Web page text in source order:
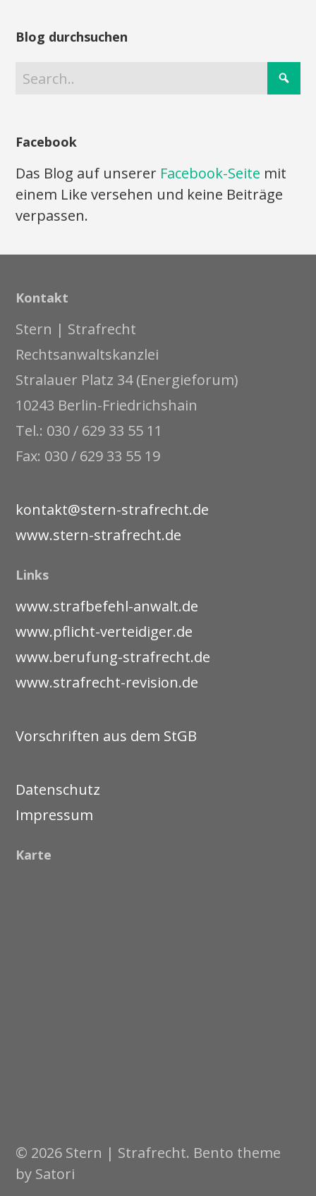
Blog durchsuchen
Facebook
Das Blog auf unserer Facebook-Seite mit
einem Like versehen und keine Beiträge
verpassen.
Kontakt
Stern | Strafrecht
Rechtsanwaltskanzlei
Stralauer Platz 34 (Energieforum)
10243 Berlin-Friedrichshain
Tel.: 030 / 629 33 55 11
Fax: 030 / 629 33 55 19
kontakt@stern-strafrecht.de
www.stern-strafrecht.de
Links
www.strafbefehl-anwalt.de
www.pflicht-verteidiger.de
www.berufung-strafrecht.de
www.strafrecht-revision.de
Vorschriften aus dem StGB
Datenschutz
Impressum
Karte
© 2026 Stern | Strafrecht. Bento theme
by Satori